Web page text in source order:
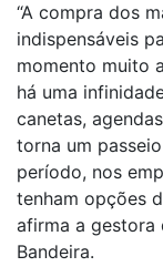
“A compra dos
indispensáveis
momento muito
há uma
canetas,
torna um
período, nos
tenham opções
afirma a gestora
Bandeira.